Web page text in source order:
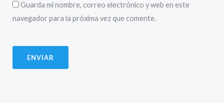
Guarda mi nombre, correo electrónico y web en este
navegador para la próxima vez que comente.